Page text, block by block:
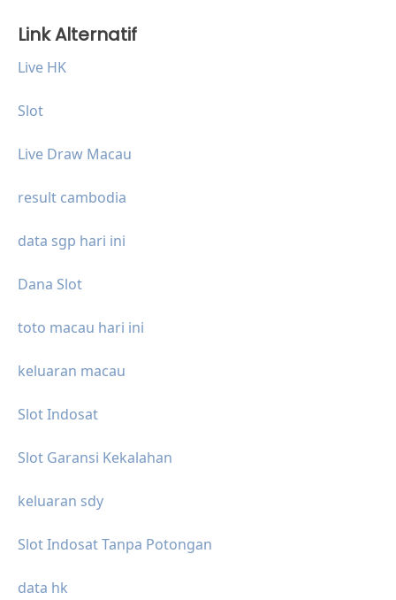
Link Alternatif
Live HK
Slot
Live Draw Macau
result cambodia
data sgp hari ini
Dana Slot
toto macau hari ini
keluaran macau
Slot Indosat
Slot Garansi Kekalahan
keluaran sdy
Slot Indosat Tanpa Potongan
data hk